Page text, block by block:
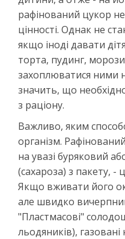
рафінований цукор
цінності. Однак не
якщо іноді давати
торта, пудинг,
захоплюватися ними
значить, що
з раціону.
Важливо, яким
організм.
на увазі буряковий
(сахароза) з пакету, -
Якщо вживати його
але швидко вичерпний
"Пластмасові"
льодяників),